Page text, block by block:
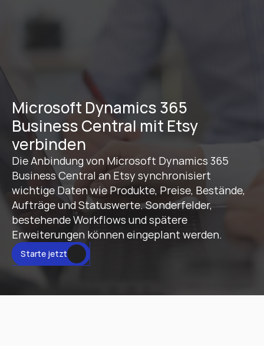
Microsoft Dynamics 365
Business Central mit Etsy
verbinden
Die Anbindung von Microsoft Dynamics 365
Business Central an Etsy synchronisiert
wichtige Daten wie Produkte, Preise, Bestände,
Aufträge und Statuswerte. Sonderfelder,
bestehende Workflows und spätere
Erweiterungen können eingeplant werden.
Starte jetzt